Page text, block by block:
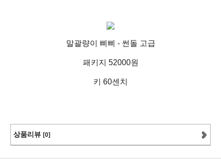
말괄량이 삐삐 - 썬돌 고급
패키지 52000원
키 60센치
상품리뷰 [0]